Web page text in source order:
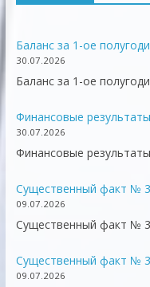
Баланс за 1-ое
30.07.2026
Баланс за 1-ое
Финансовые
30.07.2026
Финансовые
Существенный факт №
09.07.2026
Существенный факт №
Существенный факт №
09.07.2026